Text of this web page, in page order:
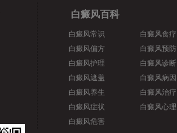
白癜风百科
白癜风常识
白癜风偏方
白癜风护理
白癜风遮盖
白癜风养生
白癜风症状
白癜风危害
白癜风食疗
白癜风预防
白癜风诊断
白癜风病因
白癜风治疗
白癜风心理